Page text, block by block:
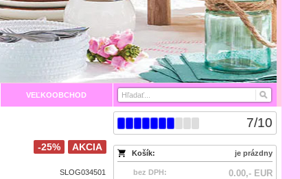
VEĽKOOBCHOD
7/10
Košík: je prázdny
bez DPH: 0.00,- EUR
AKCIA
-25%
SLOG034501